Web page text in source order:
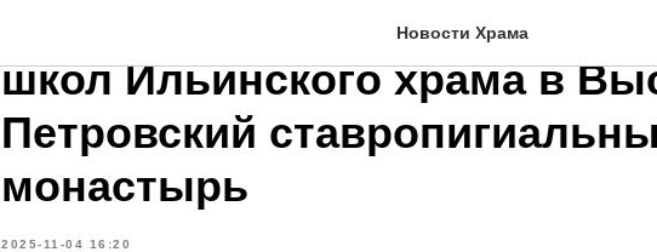
Новости Храма
Паломническая поездка
школ Ильинского храма в
Петровский
монастырь
2025-11-04 16:20